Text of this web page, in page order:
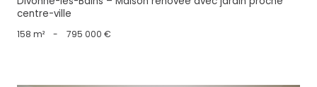
centre-ville
158 m² - 795 000 €